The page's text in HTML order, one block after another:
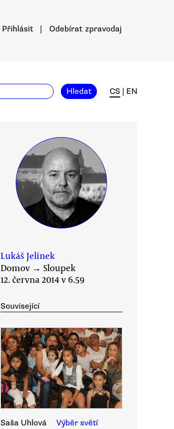
Přihlásit Odebírat zpravodaj
Hledat CS EN
Lukáš Jelínek
Domov → Sloupek
12. června 2014 v 6.59
Související
Saša Uhlová
Výběr světí